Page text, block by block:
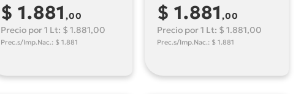
$ 1.881,00
Precio por 1 Lt: $ 1.881,00
Prec.s/Imp.Nac.: $ 1.881
$ 1.881,00
Precio por 1 Lt: $ 1.881,00
Prec.s/Imp.Nac.: $ 1.881